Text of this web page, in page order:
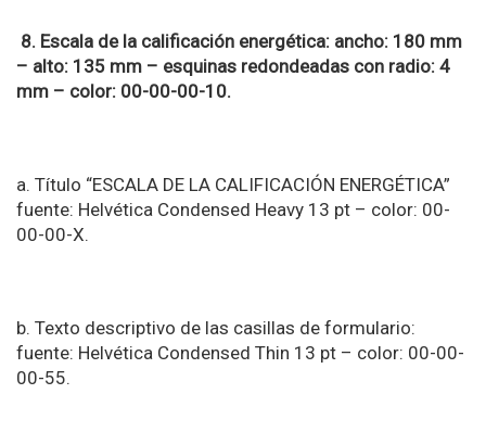
8. Escala de la calificación energética: ancho: 180 mm
– alto: 135 mm – esquinas redondeadas con radio: 4
mm – color: 00-00-00-10.
a. Título “ESCALA DE LA CALIFICACIÓN ENERGÉTICA”
fuente: Helvética Condensed Heavy 13 pt – color: 00-
00-00-X.
b. Texto descriptivo de las casillas de formulario:
fuente: Helvética Condensed Thin 13 pt – color: 00-00-
00-55.